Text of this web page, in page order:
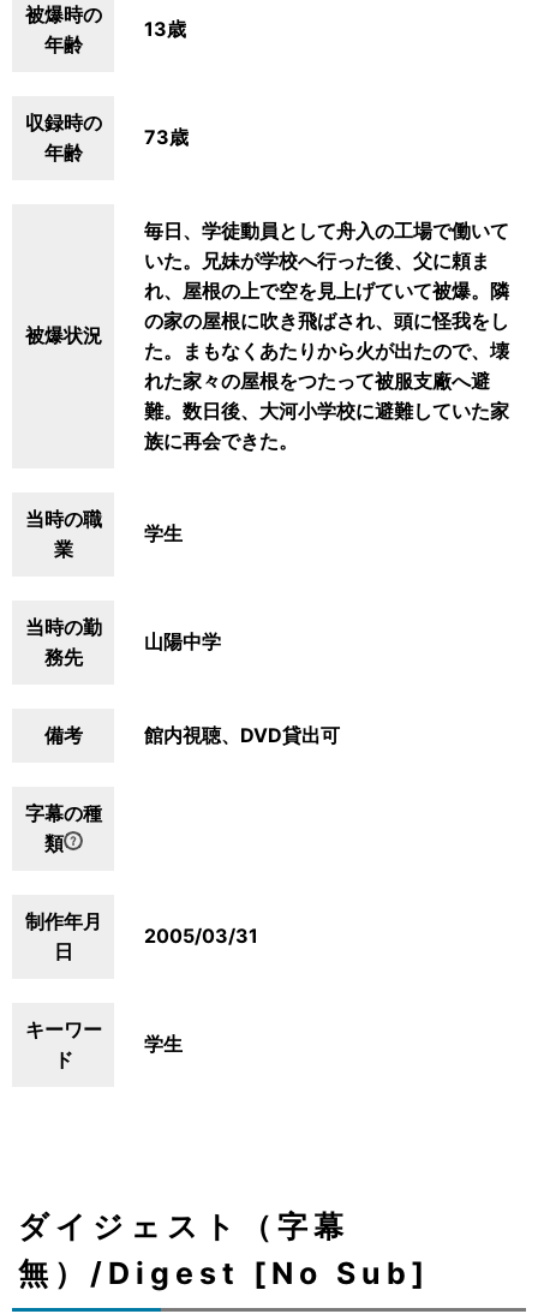
被爆時の
年齢
13歳
収録時の
年齢
73歳
被爆状況
毎日、学徒動員として舟入の工場で働いて
いた。兄妹が学校へ行った後、父に頼ま
れ、屋根の上で空を見上げていて被爆。隣
の家の屋根に吹き飛ばされ、頭に怪我をし
た。まもなくあたりから火が出たので、壊
れた家々の屋根をつたって被服支廠へ避
難。数日後、大河小学校に避難していた家
族に再会できた。
当時の職
業
学生
当時の勤
務先
山陽中学
備考 館内視聴、DVD貸出可
字幕の種
類
制作年月
日
2005/03/31
キーワー
ド
学生
ダイジェスト（字幕
無）/Digest [No Sub]